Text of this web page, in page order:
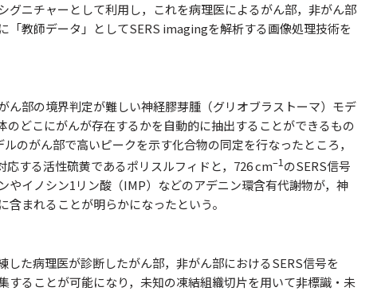
グニチャーとして利用し，これを病理医によるがん部，非がん部
「教師データ」としてSERS imagingを解析する画像処理技術を
ん部の境界判定が難しい神経膠芽腫（グリオブラストーマ）モデ
のどこにがんが存在するかを自動的に抽出することができるもの
のがん部で高いピークを示す化合物の同定を行なったところ，
応する活性硫黄であるポリスルフィドと，726 cm–1のSERS信号
やイノシン1リン酸（IMP）などのアデニン環含有代謝物が，神
含まれることが明らかになったという。
した病理医が診断したがん部，非がん部におけるSERS信号を
することが可能になり，未知の凍結組織切片を用いて非標識・未